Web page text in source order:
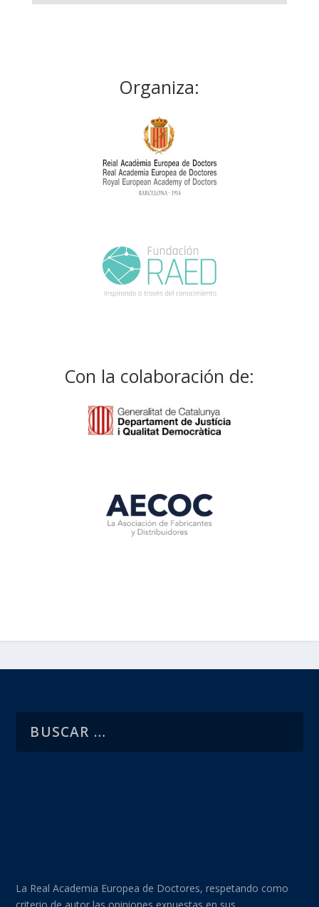
Organiza:
Con la colaboración de:
La Real Academia Europea de Doctores, respetando como
criterio de autor las opiniones expuestas en sus